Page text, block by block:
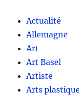
Actualité
Allemagne
Art
Art Basel
Artiste
Arts